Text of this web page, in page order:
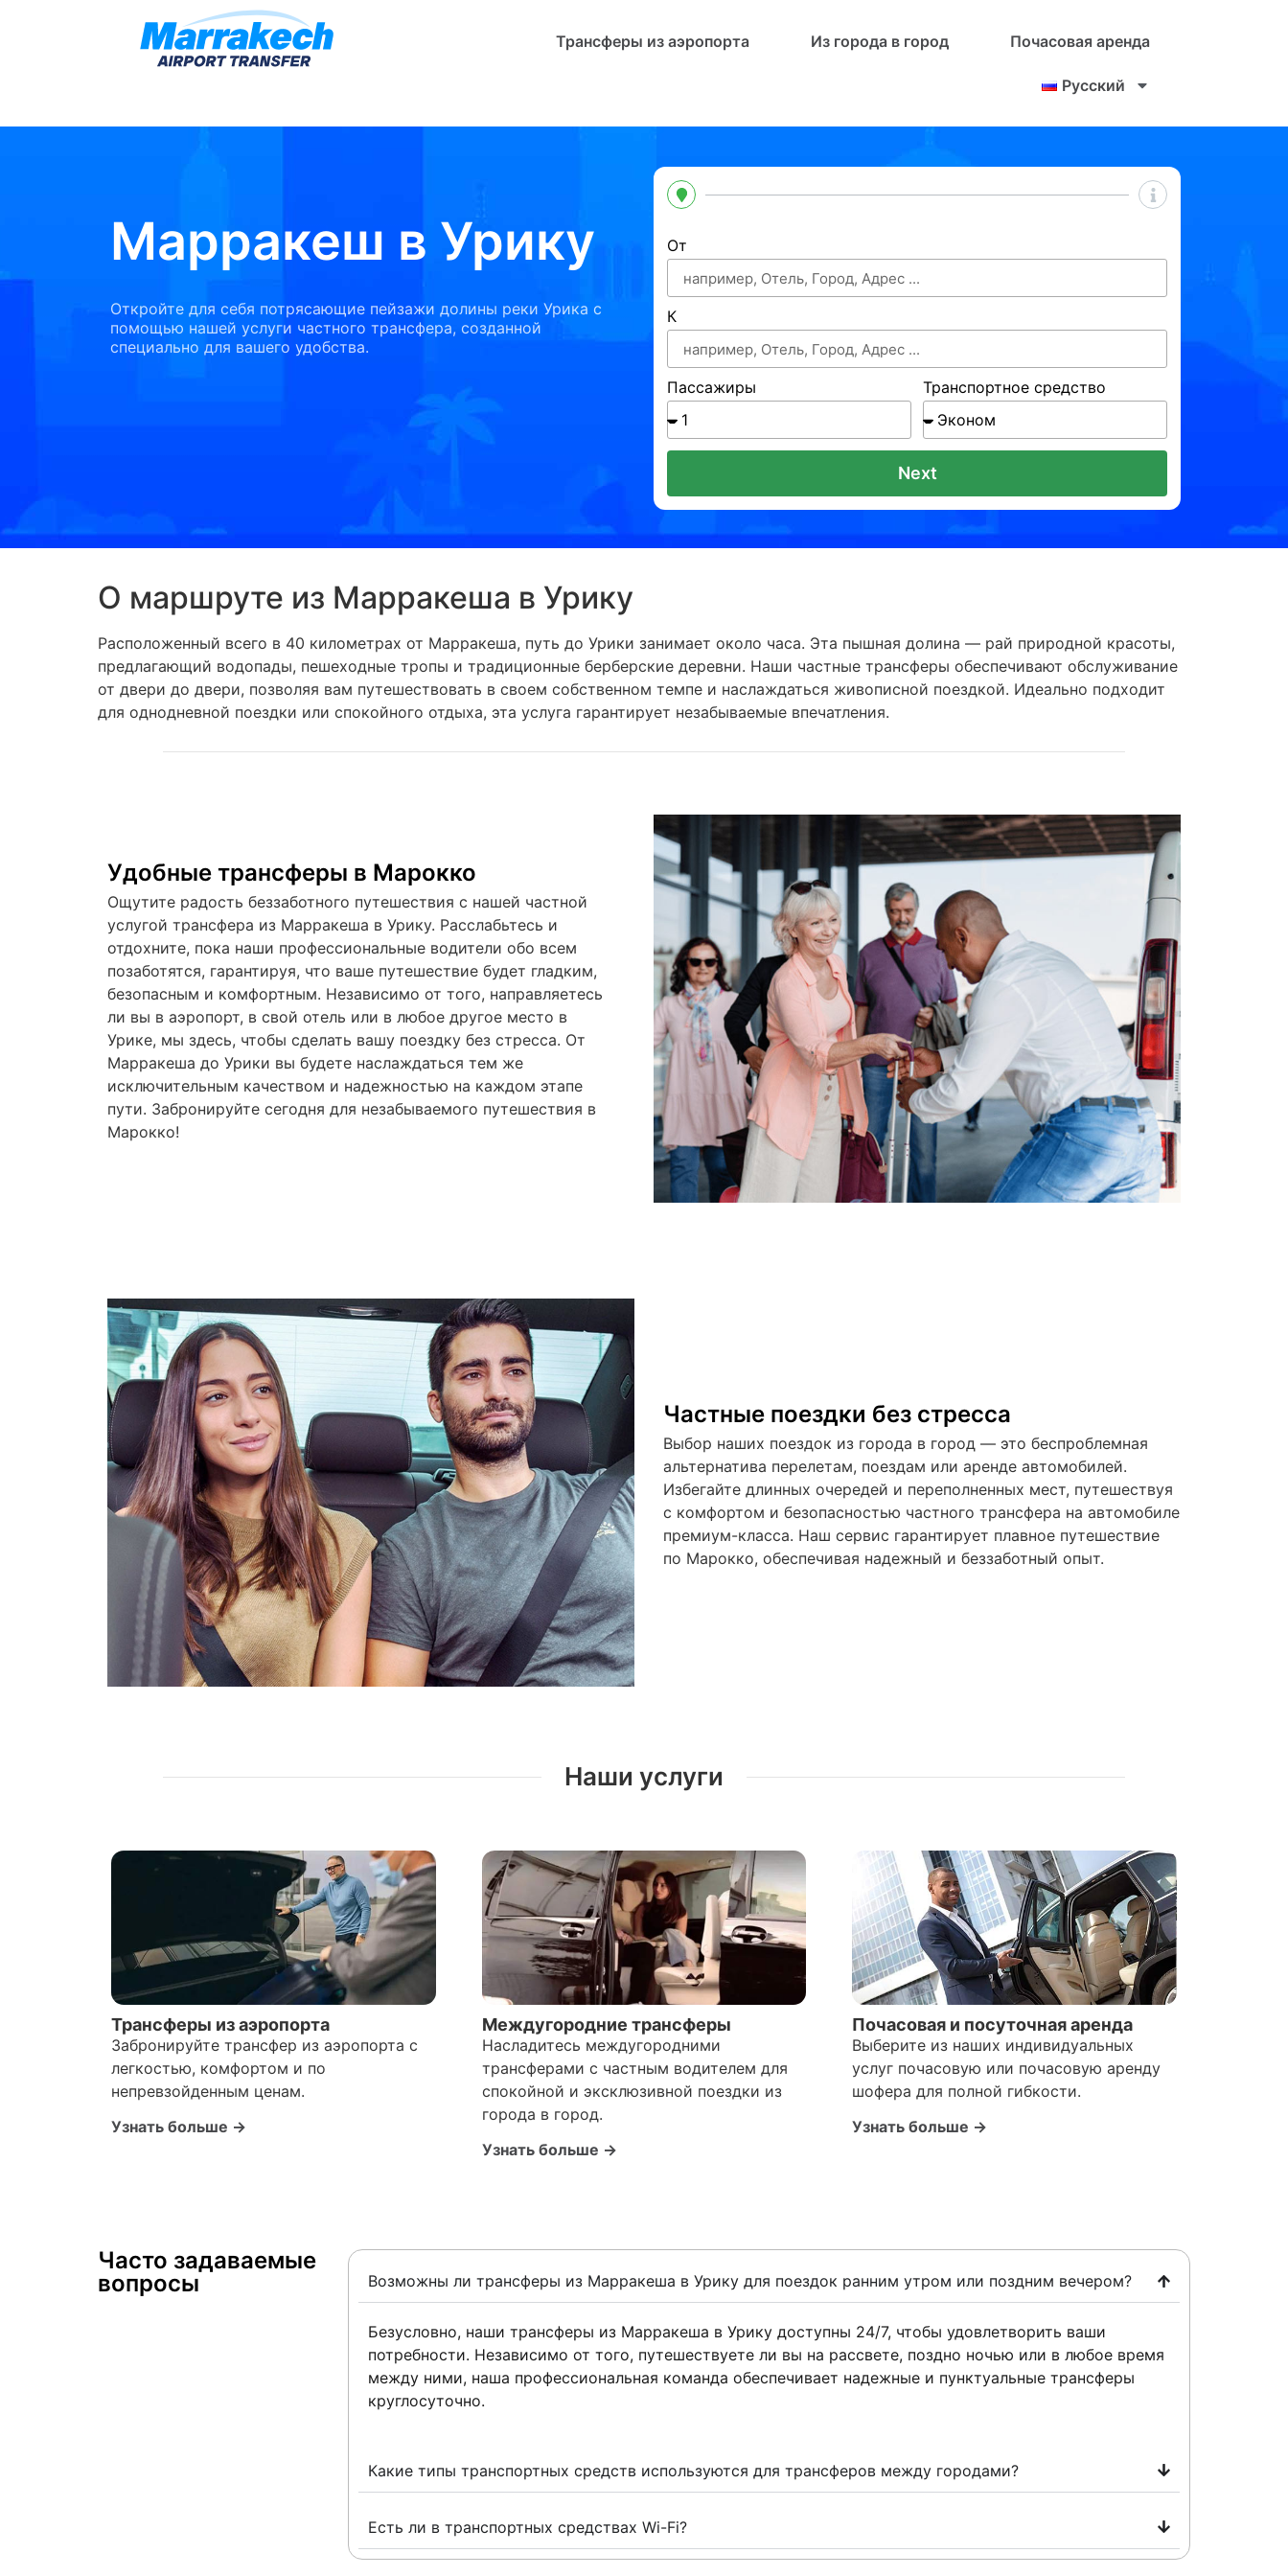
Трансферы из аэропорта Из города в город Почасовая аренда
Русский
Марракеш в Урику
Откройте для себя потрясающие пейзажи долины реки Урика с
помощью нашей услуги частного трансфера, созданной
специально для вашего удобства.
От
К
Пассажиры Транспортное средство
Next
О маршруте из Марракеша в Урику
Расположенный всего в 40 километрах от Марракеша, путь до Урики занимает около часа. Эта пышная долина — рай природной красоты,
предлагающий водопады, пешеходные тропы и традиционные берберские деревни. Наши частные трансферы обеспечивают обслуживание
от двери до двери, позволяя вам путешествовать в своем собственном темпе и наслаждаться живописной поездкой. Идеально подходит
для однодневной поездки или спокойного отдыха, эта услуга гарантирует незабываемые впечатления.
Удобные трансферы в Марокко
Ощутите радость беззаботного путешествия с нашей частной
услугой трансфера из Марракеша в Урику. Расслабьтесь и
отдохните, пока наши профессиональные водители обо всем
позаботятся, гарантируя, что ваше путешествие будет гладким,
безопасным и комфортным. Независимо от того, направляетесь
ли вы в аэропорт, в свой отель или в любое другое место в
Урике, мы здесь, чтобы сделать вашу поездку без стресса. От
Марракеша до Урики вы будете наслаждаться тем же
исключительным качеством и надежностью на каждом этапе
пути. Забронируйте сегодня для незабываемого путешествия в
Марокко!
Частные поездки без стресса
Выбор наших поездок из города в город — это беспроблемная
альтернатива перелетам, поездам или аренде автомобилей.
Избегайте длинных очередей и переполненных мест, путешествуя
с комфортом и безопасностью частного трансфера на автомобиле
премиум-класса. Наш сервис гарантирует плавное путешествие
по Марокко, обеспечивая надежный и беззаботный опыт.
Наши услуги
Трансферы из аэропорта
Забронируйте трансфер из аэропорта с
легкостью, комфортом и по
непревзойденным ценам.
Узнать больше →
Междугородние трансферы
Насладитесь междугородними
трансферами с частным водителем для
спокойной и эксклюзивной поездки из
города в город.
Узнать больше →
Почасовая и посуточная аренда
Выберите из наших индивидуальных
услуг почасовую или почасовую аренду
шофера для полной гибкости.
Узнать больше →
Часто задаваемые
вопросы ​
Возможны ли трансферы из Марракеша в Урику для поездок ранним утром или поздним вечером?
Безусловно, наши трансферы из Марракеша в Урику доступны 24/7, чтобы удовлетворить ваши
потребности. Независимо от того, путешествуете ли вы на рассвете, поздно ночью или в любое время
между ними, наша профессиональная команда обеспечивает надежные и пунктуальные трансферы
круглосуточно.
Какие типы транспортных средств используются для трансферов между городами?
Есть ли в транспортных средствах Wi-Fi?